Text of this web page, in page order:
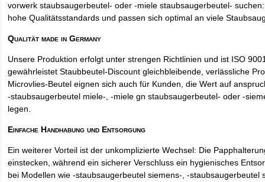
vorwerk staubsaugerbeutel- oder -miele staubsaugerbeutel-
hohe Qualitätsstandards und passen sich optimal an viele
Qualität made in Germany
Unsere Produktion erfolgt unter strengen Richtlinien und ist ISO
gewährleistet Staubbeutel-Discount gleichbleibende, verlässliche
Microvlies-Beutel eignen sich auch für Kunden, die Wert auf
-staubsaugerbeutel miele-, -miele gn staubsaugerbeutel- oder -
legen.
Einfache Handhabung und Entsorgung
Ein weiterer Vorteil ist der unkomplizierte Wechsel: Die
einstecken, während ein sicherer Verschluss ein hygienisches
bei Modellen wie -staubsaugerbeutel siemens-, -staubsaugerbeutel